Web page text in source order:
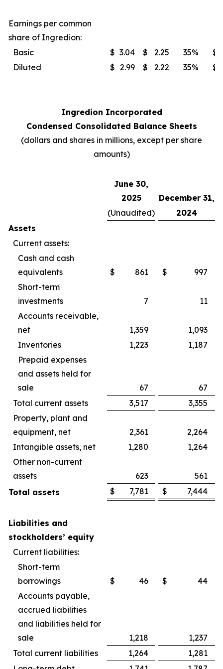
Earnings per common
share of Ingredion:
Basic
$ 3.04 $ 2.25 35%
$
Diluted
$ 2.99 $ 2.22 35% $
Ingredion Incorporated
Condensed Consolidated Balance Sheets
(dollars and shares in millions, except per share
amounts)
June 30,
2025
December 31,
(Unaudited)
2024
Assets
Current assets:
Cash and cash
equivalents
$ 861 $
997
Short-term
investments
7
11
Accounts receivable,
net
1,359
1,093
Inventories
1,223
1,187
Prepaid expenses
and assets held for
sale
67
67
Total current assets
3,517
3,355
Property, plant and
equipment, net
2,361
2,264
Intangible assets, net
1,280
1,264
Other non-current
assets
623
561
Total assets
$ 7,781 $ 7,444
Liabilities and
stockholders’ equity
Current liabilities:
Short-term
borrowings
$ 46 $
44
Accounts payable,
accrued liabilities
and liabilities held for
sale
1,218
1,237
Total current liabilities
1,264
1,281